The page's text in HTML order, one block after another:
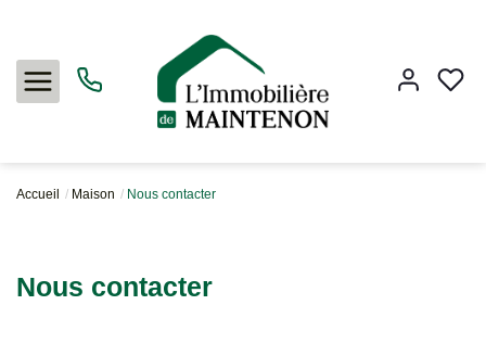
Accueil Maison Nous contacter
Nous contacter